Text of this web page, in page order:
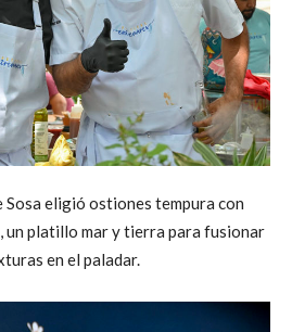
Sosa eligió ostiones tempura con
platillo mar y tierra para fusionar
en el paladar.